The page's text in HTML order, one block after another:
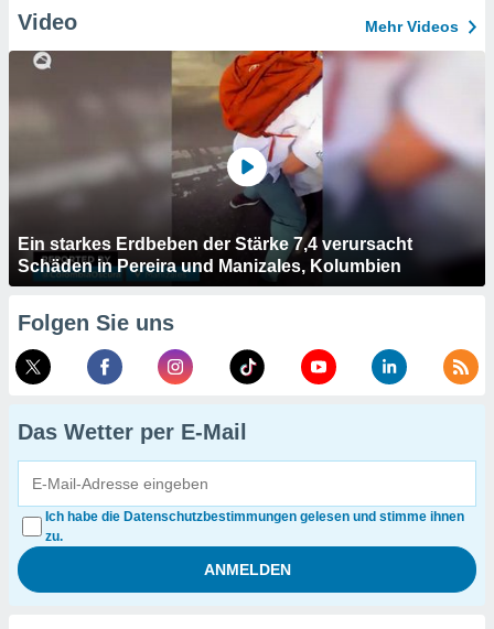
Video Mehr Videos
Ein starkes Erdbeben der Stärke 7,4 verursacht
Schäden in Pereira und Manizales, Kolumbien
Folgen Sie uns
Das Wetter per E-Mail
Ich habe die Datenschutzbestimmungen gelesen und stimme ihnen
zu.